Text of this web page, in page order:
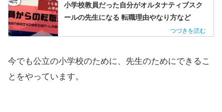
小学校教員だった自分がオルタナティブスク
ールの先生になる 転職理由やなり方など
今でも公立の小学校のために、先生のためにできるこ
とをやっています。